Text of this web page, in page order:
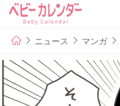
ニュース マンガ